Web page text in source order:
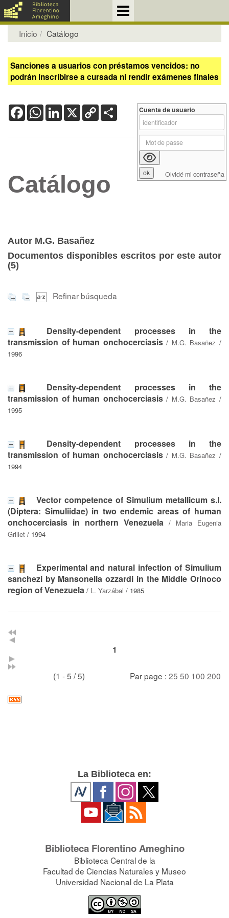
Inicio Catálogo
Sanciones a usuarios con préstamos vencidos: no
podrán inscribirse a cursada ni rendir exámenes finales
FacebookWhatsApp
LinkedIn
X Copy
Link
Catálogo
Autor M.G. Basañez
Documentos disponibles escritos por este autor
(5)
Refinar búsqueda
Density-dependent processes in the
transmission of human onchocerciasis/ M.G. Basañez /
1996
Density-dependent processes in the
transmission of human onchocerciasis/ M.G. Basañez /
1995
Density-dependent processes in the
transmission of human onchocerciasis/ M.G. Basañez /
1994
Vector competence of Simulium metallicum s.l.
(Diptera: Simuliidae) in two endemic areas of human
onchocerciasis in northern Venezuela / Maria Eugenia
Grillet / 1994
Experimental and natural infection of Simulium
sanchezi by Mansonella ozzardi in the Middle Orinoco
region of Venezuela / L. Yarzábal / 1985
1
(1 - 5 / 5) Par page : 25 50 100 200
Cuenta de usuario
Olvidé mi contraseña
La Biblioteca en:
Biblioteca Florentino Ameghino
Biblioteca Central de la
Facultad de Ciencias Naturales y Museo
Universidad Nacional de La Plata